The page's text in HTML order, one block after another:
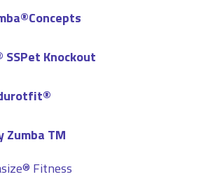
SSPet Knockout
Zumba TM
Fitness